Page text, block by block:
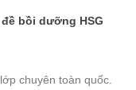
bồi dưỡng HSG
chuyên toàn quốc.